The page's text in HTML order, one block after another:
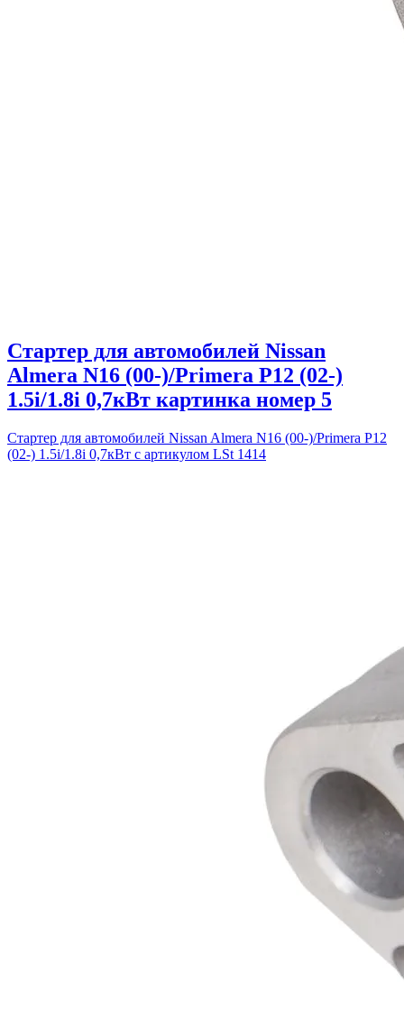
Стартер для автомобилей Nissan
Almera N16 (00-)/Primera P12 (02-)
1.5i/1.8i 0,7кВт картинка номер 5
Стартер для автомобилей Nissan Almera N16 (00-)/Primera P12
(02-) 1.5i/1.8i 0,7кВт с артикулом LSt 1414